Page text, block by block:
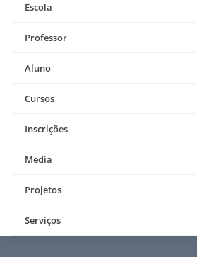
Escola
Professor
Aluno
Cursos
Inscrições
Media
Projetos
Serviços